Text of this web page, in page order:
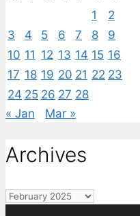
1
2
3
4 5 6 7 8
9
10 11 12 13 14 15 16
17 18 19 20 21 22 23
24 25 26 27 28
« Jan
Mar »
Archives
Archives